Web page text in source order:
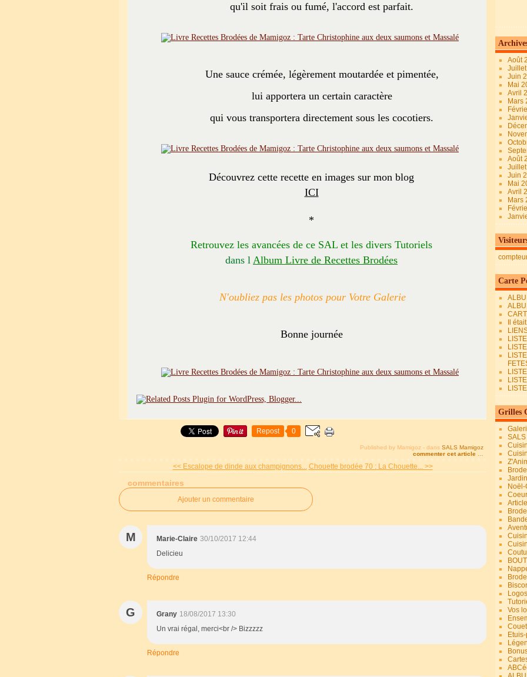
qu'il soit frais ou fumé, l'accord est parfait.
Une sauce crémée, légèrement moutardée et pimentée,
lui apportera un certain caractère
qui vous transportera directement sous les cocotiers.
Découvrez cette recette en images sur mon blog
ICI
*
Retrouvez les avancées de ce SAL et les divers Tutoriels
dans l Album Livre de Recettes Brodées
N'oubliez pas les photos pour Votre Galerie
Bonne journée
Repost 0
Published by Mamigoz - dans SALS Mamigoz
commenter cet article
<< Escalope de dinde aux champignons... Chouette brodée 70 : La Chouette... >>
commentaires
Ajouter un commentaire
M Marie-Claire 30/10/2017 12:44
Delicieu
Répondre
G Grany 18/08/2017 13:30
Un vrai régal, merci<br /> Bizzzzz
Répondre
Août
Juin
Mai
Avril
Mars
Août
Juin
Mai
Avril
Mars
Carte
Il
Grilles
Vos